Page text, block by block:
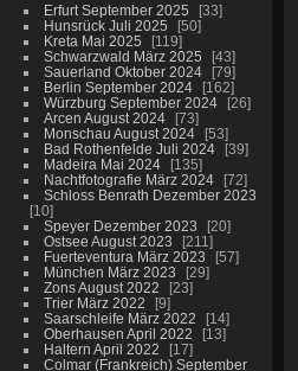
Erfurt September 2025
33
Hunsrück Juli 2025
50
Kreta Mai 2025
119
Schwarzwald März 2025
43
Sauerland Oktober 2024
79
Berlin September 2024
162
Würzburg September 2024
26
Arcen August 2024
73
Monschau August 2024
53
Bad Rothenfelde Juli 2024
39
Madeira Mai 2024
135
Nachtfotografie März 2024
72
Schloss Benrath Dezember 2023
10
Speyer Dezember 2023
20
Ostsee August 2023
211
Fuerteventura März 2023
57
München März 2023
29
Zons August 2022
23
Trier März 2022
9
Saarschleife März 2022
14
Oberhausen April 2022
13
Haltern April 2022
17
Colmar (Frankreich) September